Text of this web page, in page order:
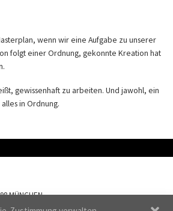
wenn wir eine Aufgabe zu unserer
folgt einer Ordnung, gekonnte Kreation hat
gewissenhaft zu arbeiten. Und jawohl, ein
in Ordnung.
MÜNCHEN